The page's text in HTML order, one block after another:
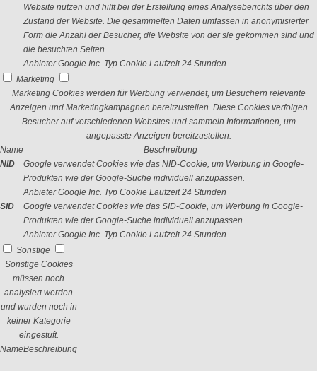
Website nutzen und hilft bei der Erstellung eines Analyseberichts über den
Zustand der Website. Die gesammelten Daten umfassen in anonymisierter
Form die Anzahl der Besucher, die Website von der sie gekommen sind und
die besuchten Seiten.
Anbieter Google Inc. Typ Cookie Laufzeit 24 Stunden
Marketing
Marketing Cookies werden für Werbung verwendet, um Besuchern relevante
Anzeigen und Marketingkampagnen bereitzustellen. Diese Cookies verfolgen
Besucher auf verschiedenen Websites und sammeln Informationen, um
angepasste Anzeigen bereitzustellen.
Name
Beschreibung
NID
Google verwendet Cookies wie das NID-Cookie, um Werbung in Google-
Produkten wie der Google-Suche individuell anzupassen.
Anbieter Google Inc. Typ Cookie Laufzeit 24 Stunden
SID
Google verwendet Cookies wie das SID-Cookie, um Werbung in Google-
Produkten wie der Google-Suche individuell anzupassen.
Anbieter Google Inc. Typ Cookie Laufzeit 24 Stunden
Sonstige
Sonstige Cookies
müssen noch
analysiert werden
und wurden noch in
keiner Kategorie
eingestuft.
NameBeschreibung